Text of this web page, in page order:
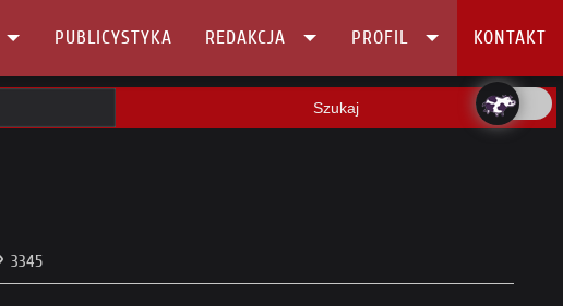
PUBLICYSTYKA REDAKCJA PROFIL KONTAKT
Szukaj
3345